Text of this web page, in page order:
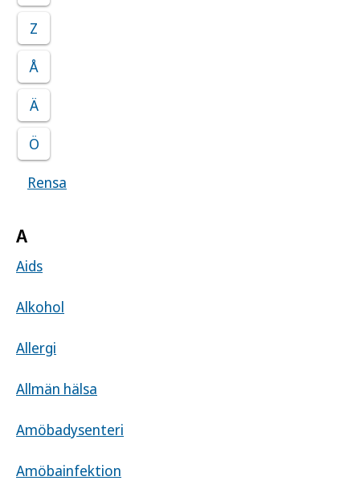
Z
Å
Ä
Ö
Rensa
A
Aids
Alkohol
Allergi
Allmän hälsa
Amöbadysenteri
Amöbainfektion